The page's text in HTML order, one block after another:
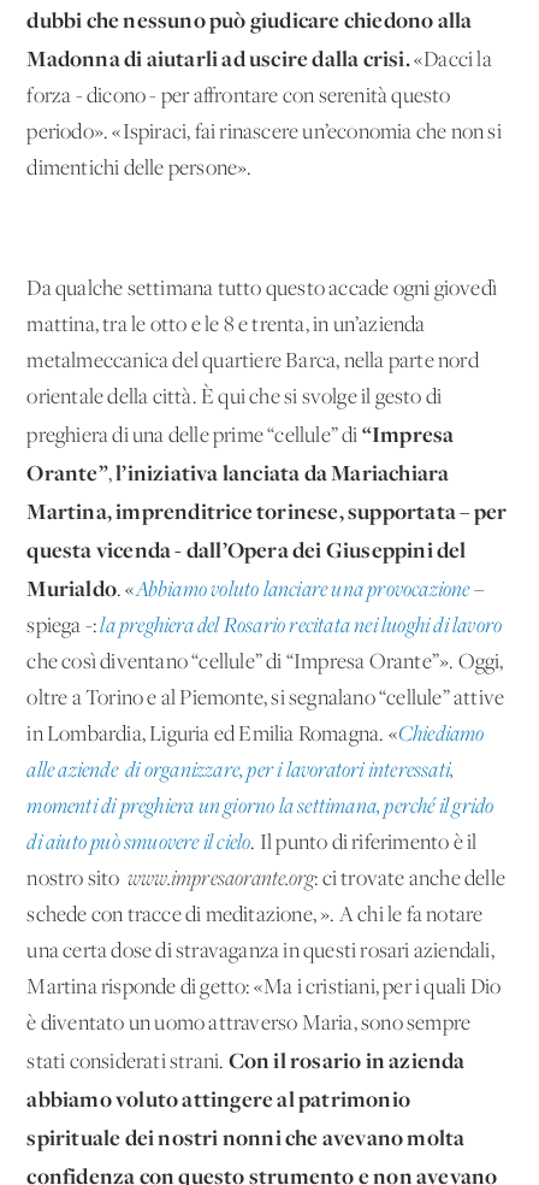
dubbi che nessuno può giudicare chiedono alla
Madonna di aiutarli ad uscire dalla crisi.«Dacci la
forza - dicono - per affrontare con serenità questo
periodo». «Ispiraci, fai rinascere un’economia che non si
dimentichi delle persone».
Da qualche settimana tutto questo accade ogni giovedì
mattina, tra le otto e le 8 e trenta, in un’azienda
metalmeccanica del quartiere Barca, nella parte nord
orientale della città. È qui che si svolge il gesto di
preghiera di una delle prime “cellule” di “Impresa
Orante”,l’iniziativa lanciata da Mariachiara
Martina, imprenditrice torinese, supportata – per
questa vicenda - dall’Opera dei Giuseppini del
Murialdo. «Abbiamo voluto lanciare una provocazione–
spiega -:la preghiera del Rosario recitata nei luoghi di lavoro
che così diventano “cellule” di “Impresa Orante”». Oggi,
oltre a Torino e al Piemonte, si segnalano “cellule” attive
in Lombardia, Liguria ed Emilia Romagna. «Chiediamo
alle aziende di organizzare, per i lavoratori interessati,
momenti di preghiera un giorno la settimana, perché il grido
di aiuto può smuovere il cielo. Il punto di riferimento è il
nostro sitowww.impresaorante.org: ci trovate anche delle
schede con tracce di meditazione, ». A chi le fa notare
una certa dose di stravaganza in questi rosari aziendali,
Martina risponde di getto: «Ma i cristiani, per i quali Dio
è diventato un uomo attraverso Maria, sono sempre
stati considerati strani. Con il rosario in azienda
abbiamo voluto attingere al patrimonio
spirituale dei nostri nonni che avevano molta
confidenza con questo strumento e non avevano